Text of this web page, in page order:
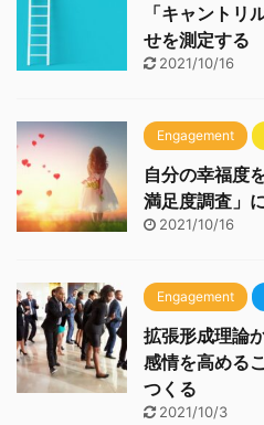
「キャントリ
せを測定する
2021/10/16
Engagement
自分の幸福度
満足度調査」
2021/10/16
Engagement
拡張形成理論
感情を高める
つくる
2021/10/3